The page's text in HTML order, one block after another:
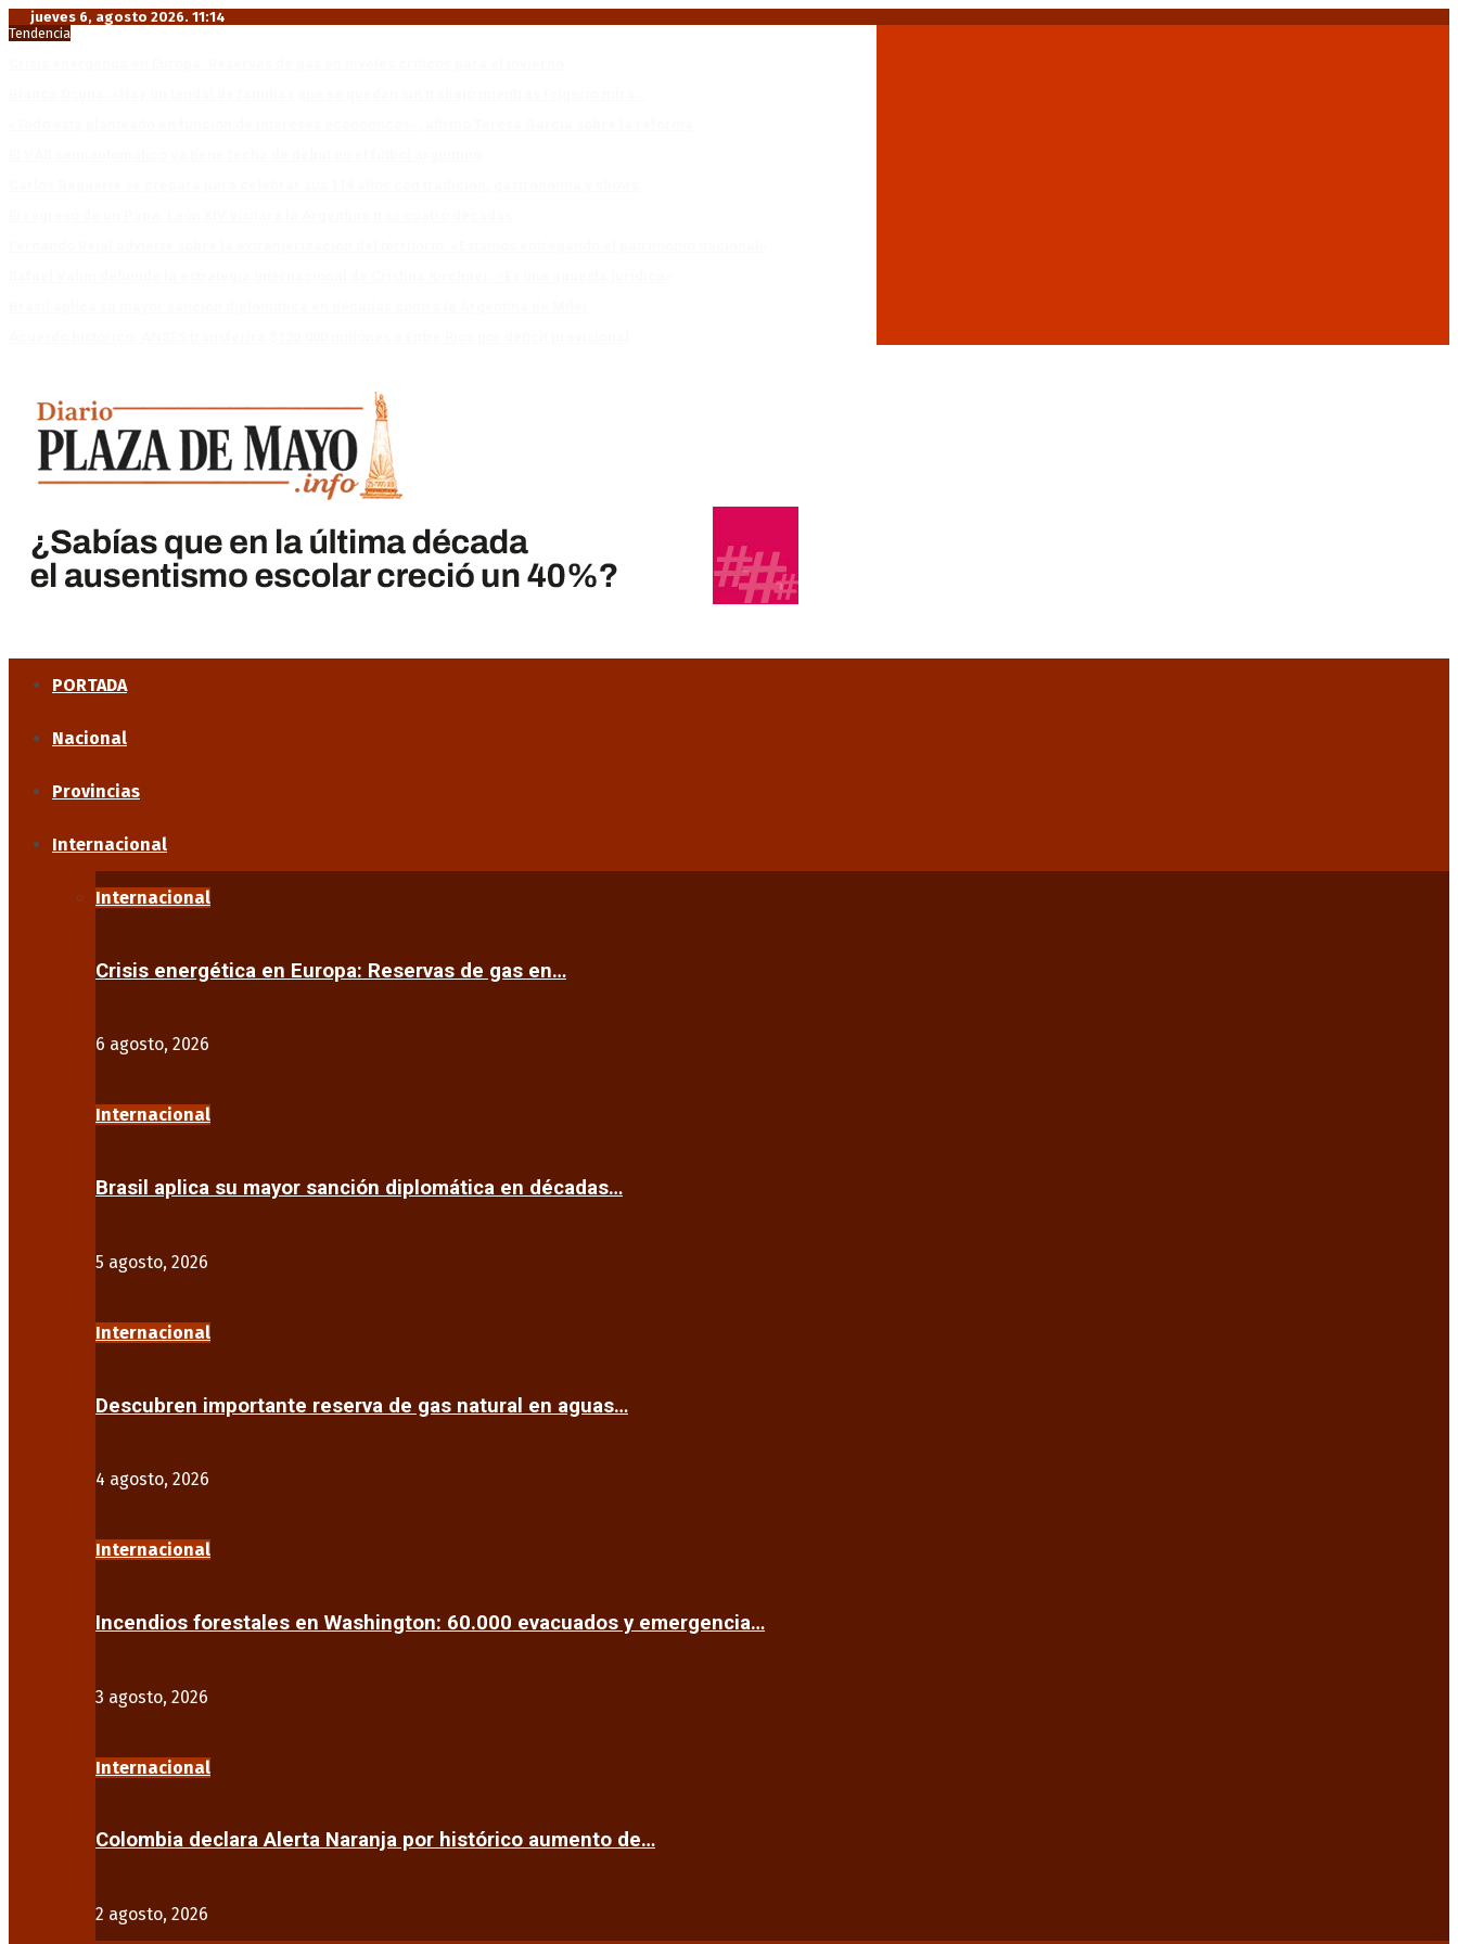
jueves 6, agosto 2026. 11:14
Tendencia
PORTADA
Nacional
Provincias
Internacional
Internacional
Crisis energética en Europa: Reservas de gas en…
6 agosto, 2026
Internacional
Brasil aplica su mayor sanción diplomática en décadas…
5 agosto, 2026
Internacional
Descubren importante reserva de gas natural en aguas…
4 agosto, 2026
Internacional
Incendios forestales en Washington: 60.000 evacuados y emergencia…
3 agosto, 2026
Internacional
Colombia declara Alerta Naranja por histórico aumento de…
2 agosto, 2026